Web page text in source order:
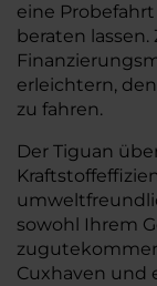
eine
beraten
erleichtern,
zu fahren.
Der Tiguan
sowohl Ihrem
Cuxhaven und